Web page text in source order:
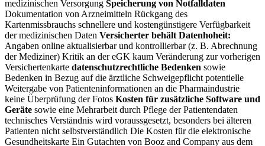
medizinischen Versorgung Speicherung von Notfalldaten
Dokumentation von Arzneimitteln Rückgang des
Kartenmissbrauchs schnellere und kostengünstigere Verfügbarkeit
der medizinischen Daten Versicherter behält Datenhoheit:
Angaben online aktualisierbar und kontrollierbar (z. B. Abrechnung
der Mediziner) Kritik an der eGK kaum Veränderung zur vorherigen
Versichertenkarte datenschutzrechtliche Bedenken sowie
Bedenken in Bezug auf die ärztliche Schweigepflicht potentielle
Weitergabe von Patienteninformationen an die Pharmaindustrie
keine Überprüfung der Fotos Kosten für zusätzliche Software und
Geräte sowie eine Mehrarbeit durch Pflege der Patientendaten
technisches Verständnis wird voraussgesetzt, besonders bei älteren
Patienten nicht selbstverständlich Die Kosten für die elektronische
Gesundheitskarte Ein Gutachten von Booz and Company aus dem